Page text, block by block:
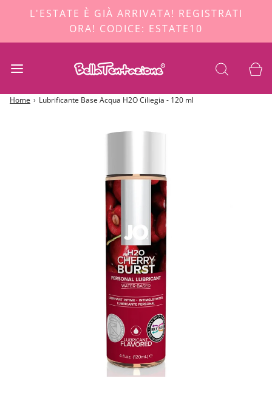
L'ESTATE È GIÀ ARRIVATA! REGISTRATI
ORA! CODICE: ESTATE10
Home › Lubrificante Base Acqua H2O Ciliegia - 120 ml